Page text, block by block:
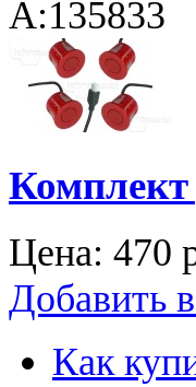
A:135833
Комплект
Цена: 470
Добавить
Как